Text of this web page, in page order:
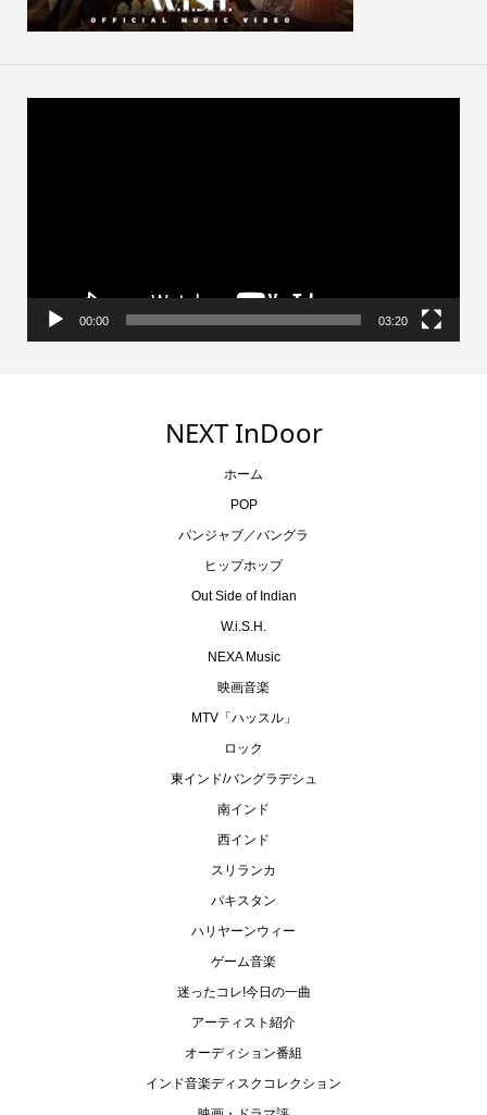
00:00 03:20
NEXT InDoor
ホーム
POP
パンジャブ／バングラ
ヒップホップ
Out Side of Indian
W.i.S.H.
NEXA Music
映画音楽
MTV「ハッスル」
ロック
東インド/バングラデシュ
南インド
西インド
スリランカ
パキスタン
ハリヤーンウィー
ゲーム音楽
迷ったコレ!今日の一曲
アーティスト紹介
オーディション番組
インド音楽ディスクコレクション